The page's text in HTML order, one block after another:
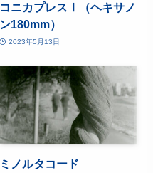
コニカプレスⅠ（ヘキサノ
ン180mm）
2023年5月13日
ミノルタコード